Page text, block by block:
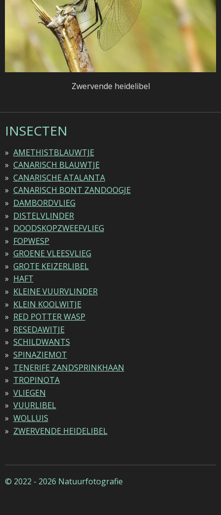
Zwervende heidelibel
INSECTEN
AMETHISTBLAUWTJE
CANARISCH BLAUWTJE
CANARISCHE ATALANTA
CANARISCH BONT ZANDOOGJE
DAMBORDVLIEG
DISTELVLINDER
DOODSKOPZWEEFVLIEG
FOPWESP
GROENE VLEESVLIEG
GROTE KEIZERLIBEL
HAFT
KLEINE VUURVLINDER
KLEIN KOOLWITJE
RED POTTER WASP
RESEDAWITJE
SCHILDWANTS
SPINAZIEMOT
TENERIFE ZANDSPRINKHAAN
TROPINOTA
VLIEGEN
VUURLIBEL
WOLLUIS
ZWERVENDE HEIDELIBEL
© 2022 - 2026 Natuurfotografie